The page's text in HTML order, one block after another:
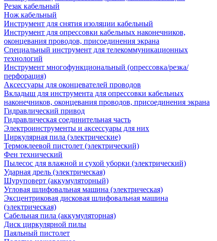
Резак кабельный
Нож кабельный
Инструмент для снятия изоляции кабельный
Инструмент для опрессовки кабельных наконечников,
оконцевания проводов, присоединения экрана
Специальный инструмент для телекоммуникационных
технологий
Инструмент многофункциональный (опрессовка/резка/
перфорация)
Аксессуары для оконцевателей проводов
Вкладыш для инструмента для опрессовки кабельных
наконечников, оконцевания проводов, присоединения экрана
Гидравлический привод
Гидравлическая соединительная часть
Электроинструменты и аксессуары для них
Циркулярная пила (электрические)
Термоклеевой пистолет (электрический)
Фен технический
Пылесос для влажной и сухой уборки (электрический)
Ударная дрель (электрическая)
Шуруповерт (аккумуляторный)
Угловая шлифовальная машина (электрическая)
Эксцентриковая дисковая шлифовальная машина
(электрическая)
Сабельная пила (аккумуляторная)
Диск циркулярной пилы
Паяльный пистолет